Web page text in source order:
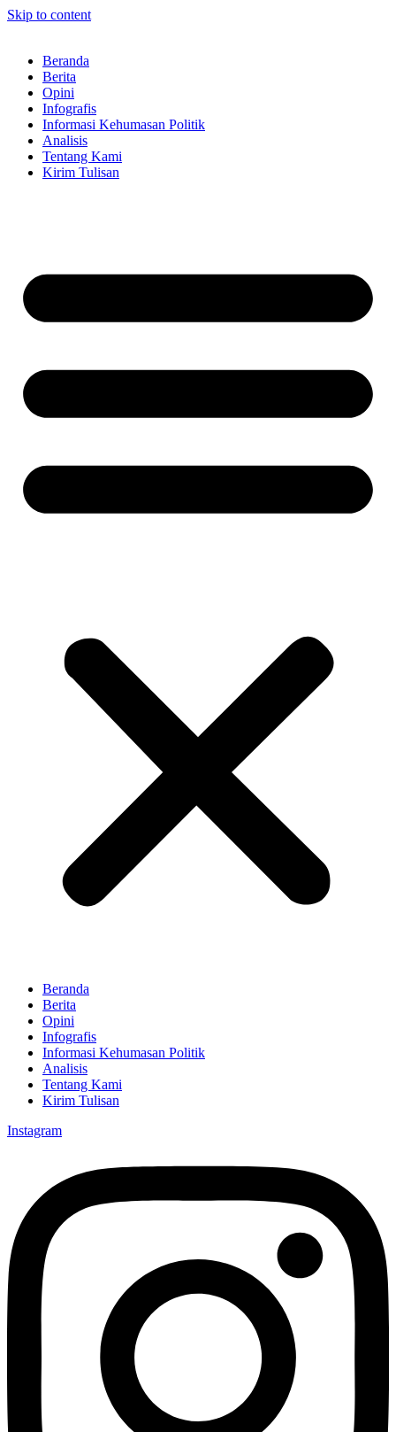
Skip to content
Beranda
Berita
Opini
Infografis
Informasi Kehumasan Politik
Analisis
Tentang Kami
Kirim Tulisan
Beranda
Berita
Opini
Infografis
Informasi Kehumasan Politik
Analisis
Tentang Kami
Kirim Tulisan
Instagram